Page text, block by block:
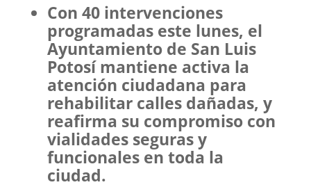
Con 40 intervenciones
programadas este lunes, el
Ayuntamiento de San Luis
Potosí mantiene activa la
atención ciudadana para
rehabilitar calles dañadas, y
reafirma su compromiso con
vialidades seguras y
funcionales en toda la
ciudad.